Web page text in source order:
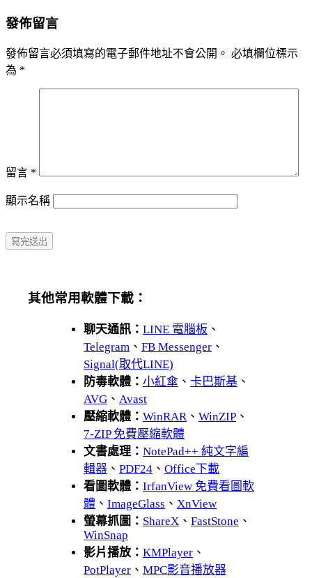
發佈留言
發佈留言必須填寫的電子郵件地址不會公開。 必填欄位標示
為 *
留言 *
顯示名稱
其他常用軟體下載：
聊天通訊： LINE 電腦板 、
Telegram 、 FB Messenger 、
Signal(取代LINE)
防毒軟體： 小紅傘 、 卡巴斯基 、
AVG 、 Avast
壓縮軟體： WinRAR 、 WinZIP 、
7-ZIP 免費壓縮軟體
文書處理： NotePad++ 純文字編
輯器 、 PDF24 、 Office下載
看圖軟體： IrfanView 免費看圖軟
體 、 ImageGlass 、 XnView
螢幕抓圖： ShareX 、 FastStone 、
WinSnap
影片播放： KMPlayer 、
PotPlayer 、 MPC影音播放器